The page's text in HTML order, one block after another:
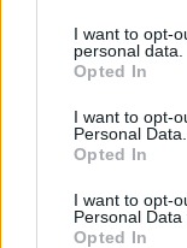
I want to opt-
personal data.
Opted In
I want to opt-
Personal Data.
Opted In
I want to opt-
Personal Data
Opted In